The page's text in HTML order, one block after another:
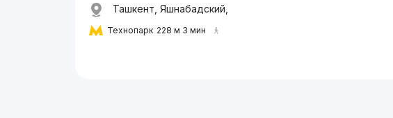
Ташкент, Яшнабадский,
Технопарк 228 м 3 мин